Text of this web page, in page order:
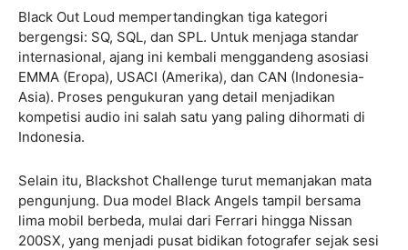
Black Out Loud mempertandingkan tiga kategori
bergengsi: SQ, SQL, dan SPL. Untuk menjaga standar
internasional, ajang ini kembali menggandeng asosiasi
EMMA (Eropa), USACI (Amerika), dan CAN (Indonesia-
Asia). Proses pengukuran yang detail menjadikan
kompetisi audio ini salah satu yang paling dihormati di
Indonesia.
Selain itu, Blackshot Challenge turut memanjakan mata
pengunjung. Dua model Black Angels tampil bersama
lima mobil berbeda, mulai dari Ferrari hingga Nissan
200SX, yang menjadi pusat bidikan fotografer sejak sesi